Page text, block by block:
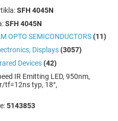
SFH 4045N
SFH 4045N
OPTO SEMICONDUCTORS (11)
Displays (3057)
Devices (42)
IR Emitting LED, 950nm,
tf=12ns typ, 18°,
5143853